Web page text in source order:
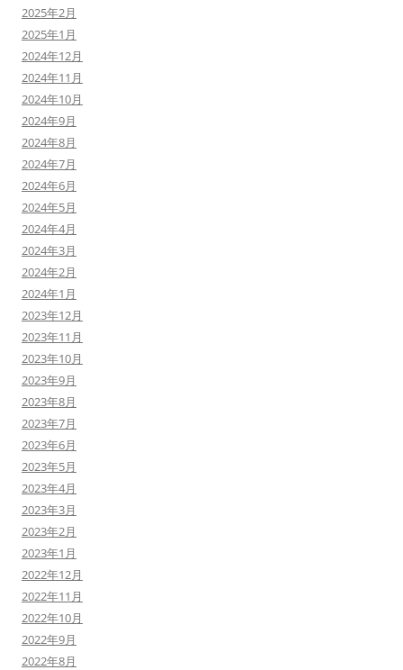
2025年2月
2025年1月
2024年12月
2024年11月
2024年10月
2024年9月
2024年8月
2024年7月
2024年6月
2024年5月
2024年4月
2024年3月
2024年2月
2024年1月
2023年12月
2023年11月
2023年10月
2023年9月
2023年8月
2023年7月
2023年6月
2023年5月
2023年4月
2023年3月
2023年2月
2023年1月
2022年12月
2022年11月
2022年10月
2022年9月
2022年8月